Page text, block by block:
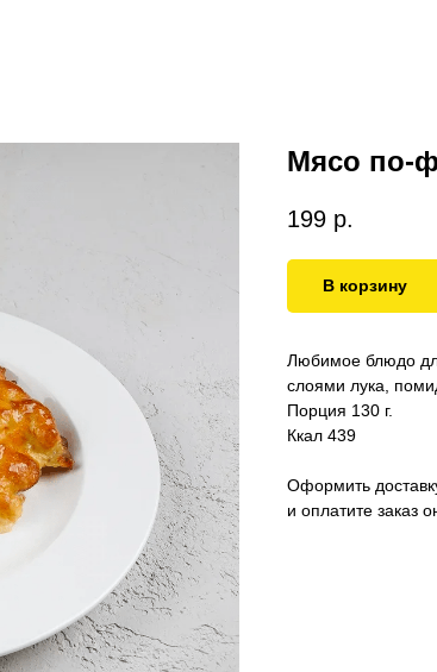
Мясо по-
199 р.
В корзину
Любимое блюдо
слоями лука,
Порция 130 г.
Ккал 439
Оформить
и оплатите заказ